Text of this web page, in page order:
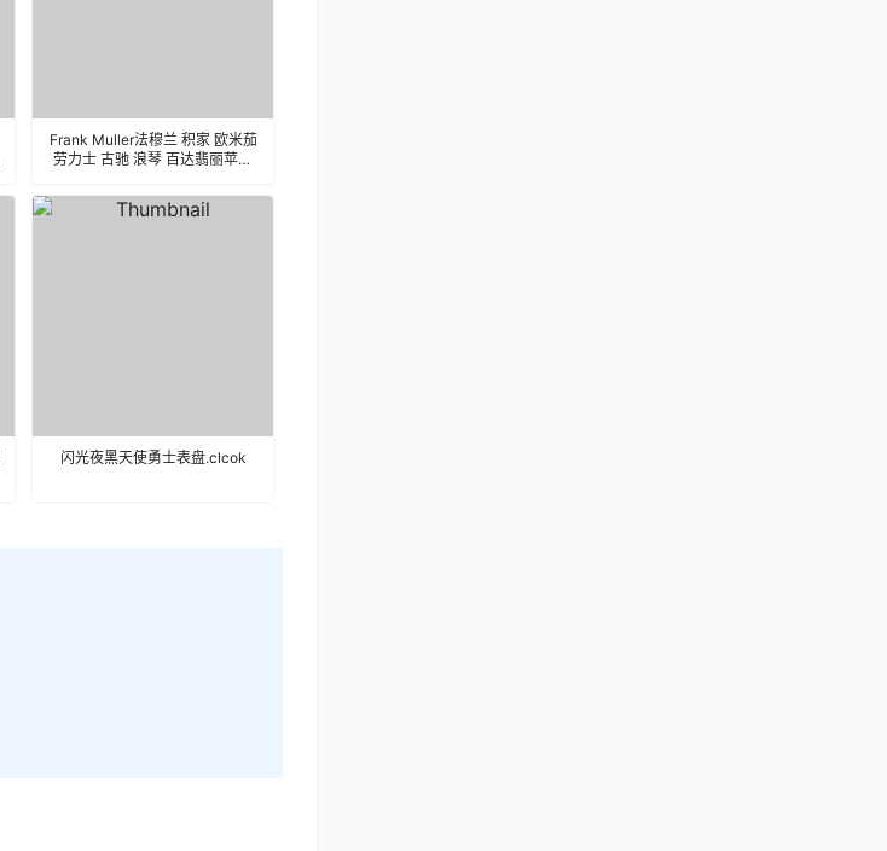
Frank Muller法穆兰 积家 欧米茄
劳力士 古驰 浪琴 百达翡丽苹果
盘推荐
闪光夜黑天使勇士表盘.clcok